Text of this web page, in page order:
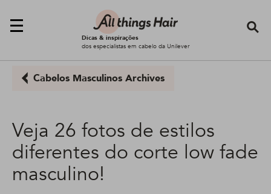
Dicas & inspirações
dos especialistas em cabelo da Unilever
Cabelos Masculinos Archives
Veja 26 fotos de estilos
diferentes do corte low fade
masculino!